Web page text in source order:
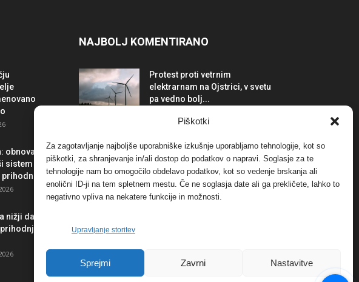
Piškotki
Za zagotavljanje najboljše uporabniške izkušnje uporabljamo tehnologije, kot so
piškotki, za shranjevanje in/ali dostop do podatkov o napravi. Soglasje za te
tehnologije nam bo omogočilo obdelavo podatkov, kot so vedenje brskanja ali
enolični ID-ji na tem spletnem mestu. Če ne soglasja date ali ga prekličete, lahko to
negativno vpliva na nekatere funkcije in možnosti.
Upravljanje storitev
Sprejmi Zavrni Nastavitve
obnova po
sistem in
nižji davek
NAJBOLJ KOMENTIRANO
Protest proti vetrnim
elektrarnam na Ojstrici, v svetu
pa vedno bolj...
elektrarnam Verbund
Dogodki 29. januarja, 2018
FOTO: Razstava cvetličarskega